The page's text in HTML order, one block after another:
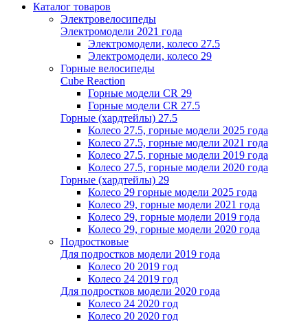
Каталог товаров
Электровелосипеды
Электромодели 2021 года
Электромодели, колесо 27.5
Электромодели, колесо 29
Горные велосипеды
Cube Reaction
Горные модели CR 29
Горные модели CR 27.5
Горные (хардтейлы) 27.5
Колесо 27.5, горные модели 2025 года
Колесо 27.5, горные модели 2021 года
Колесо 27.5, горные модели 2019 года
Колесо 27.5, горные модели 2020 года
Горные (хардтейлы) 29
Колесо 29 горные модели 2025 года
Колесо 29, горные модели 2021 года
Колесо 29, горные модели 2019 года
Колесо 29, горные модели 2020 года
Подростковые
Для подростков модели 2019 года
Колесо 20 2019 год
Колесо 24 2019 год
Для подростков модели 2020 года
Колесо 24 2020 год
Колесо 20 2020 год